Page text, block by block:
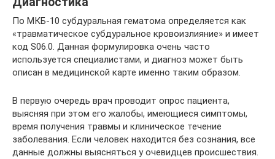
По МКБ-10 субдуральная гематома определяется как
«травматическое субдуральное кровоизлияние» и имеет
код S06.0. Данная формулировка очень часто
используется специалистами, и диагноз может быть
описан в медицинской карте именно таким образом.
В первую очередь врач проводит опрос пациента,
выясняя при этом его жалобы, имеющиеся симптомы,
время получения травмы и клиническое течение
заболевания. Если человек находится без сознания, все
данные должны выясняться у очевидцев происшествия.